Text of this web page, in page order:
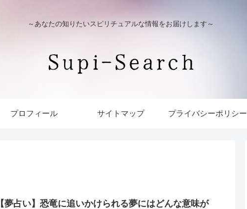
～あなたの知りたいスピリチュアルな情報をお届けします～
プロフィール サイトマップ プライバシーポリシー
【夢占い】恐竜に追いかけられる夢にはどんな意味が